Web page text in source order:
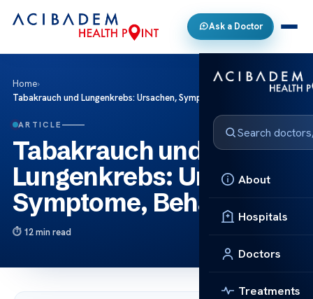
Ask a Doctor
About
Hospitals
Doctors
Treatments
Home›
Tabakrauch und Lungenkrebs: Ursachen, Symptome, Behandlung
ARTICLE
Tabakrauch und
Lungenkrebs: Ursachen,
Symptome, Behandlung
12 min read